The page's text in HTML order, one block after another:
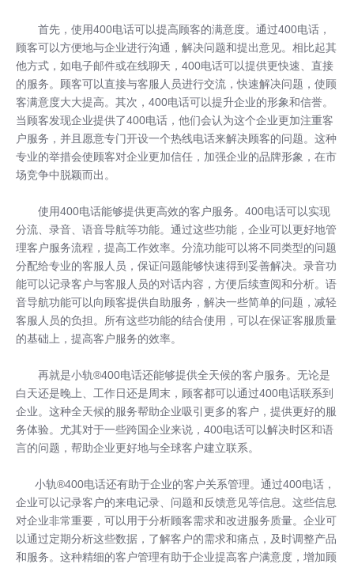
首先，使用400电话可以提高顾客的满意度。通过400电话，
顾客可以方便地与企业进行沟通，解决问题和提出意见。相比起其
他方式，如电子邮件或在线聊天，400电话可以提供更快速、直接
的服务。顾客可以直接与客服人员进行交流，快速解决问题，使顾
客满意度大大提高。其次，400电话可以提升企业的形象和信誉。
当顾客发现企业提供了400电话，他们会认为这个企业更加注重客
户服务，并且愿意专门开设一个热线电话来解决顾客的问题。这种
专业的举措会使顾客对企业更加信任，加强企业的品牌形象，在市
场竞争中脱颖而出。
使用400电话能够提供更高效的客户服务。400电话可以实现
分流、录音、语音导航等功能。通过这些功能，企业可以更好地管
理客户服务流程，提高工作效率。分流功能可以将不同类型的问题
分配给专业的客服人员，保证问题能够快速得到妥善解决。录音功
能可以记录客户与客服人员的对话内容，方便后续查阅和分析。语
音导航功能可以向顾客提供自助服务，解决一些简单的问题，减轻
客服人员的负担。所有这些功能的结合使用，可以在保证客服质量
的基础上，提高客户服务的效率。
再就是小轨®400电话还能够提供全天候的客户服务。无论是
白天还是晚上、工作日还是周末，顾客都可以通过400电话联系到
企业。这种全天候的服务帮助企业吸引更多的客户，提供更好的服
务体验。尤其对于一些跨国企业来说，400电话可以解决时区和语
言的问题，帮助企业更好地与全球客户建立联系。
小轨®400电话还有助于企业的客户关系管理。通过400电话，
企业可以记录客户的来电记录、问题和反馈意见等信息。这些信息
对企业非常重要，可以用于分析顾客需求和改进服务质量。企业可
以通过定期分析这些数据，了解客户的需求和痛点，及时调整产品
和服务。这种精细的客户管理有助于企业提高客户满意度，增加顾